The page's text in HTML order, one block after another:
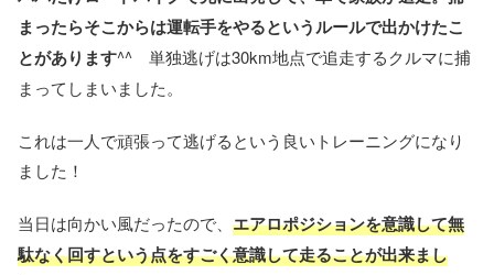
まったらそこからは運転手をやるというルールで出かけたこ
とがあります^^ 単独逃げは30km地点で追走するクルマに捕
まってしまいました。
これは一人で頑張って逃げるという良いトレーニングになり
ました！
当日は向かい風だったので、 エアロポジションを意識して無
駄なく回すという点をすごく意識して走ることが出来まし